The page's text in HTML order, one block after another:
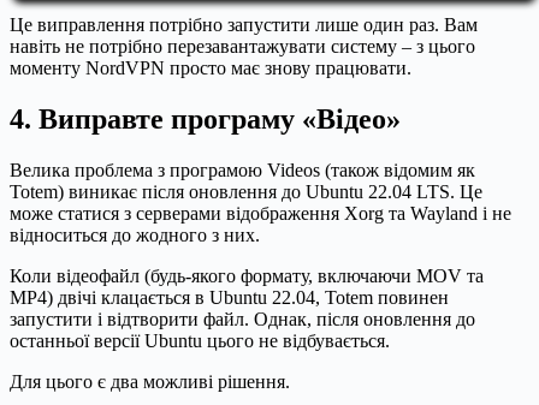
Це виправлення потрібно запустити лише один раз. Вам
навіть не потрібно перезавантажувати систему – з цього
моменту NordVPN просто має знову працювати.
4. Виправте програму «Відео»
Велика проблема з програмою Videos (також відомим як
Totem) виникає після оновлення до Ubuntu 22.04 LTS. Це
може статися з серверами відображення Xorg та Wayland і не
відноситься до жодного з них.
Коли відеофайл (будь-якого формату, включаючи MOV та
MP4) двічі клацається в Ubuntu 22.04, Totem повинен
запустити і відтворити файл. Однак, після оновлення до
останньої версії Ubuntu цього не відбувається.
Для цього є два можливі рішення.